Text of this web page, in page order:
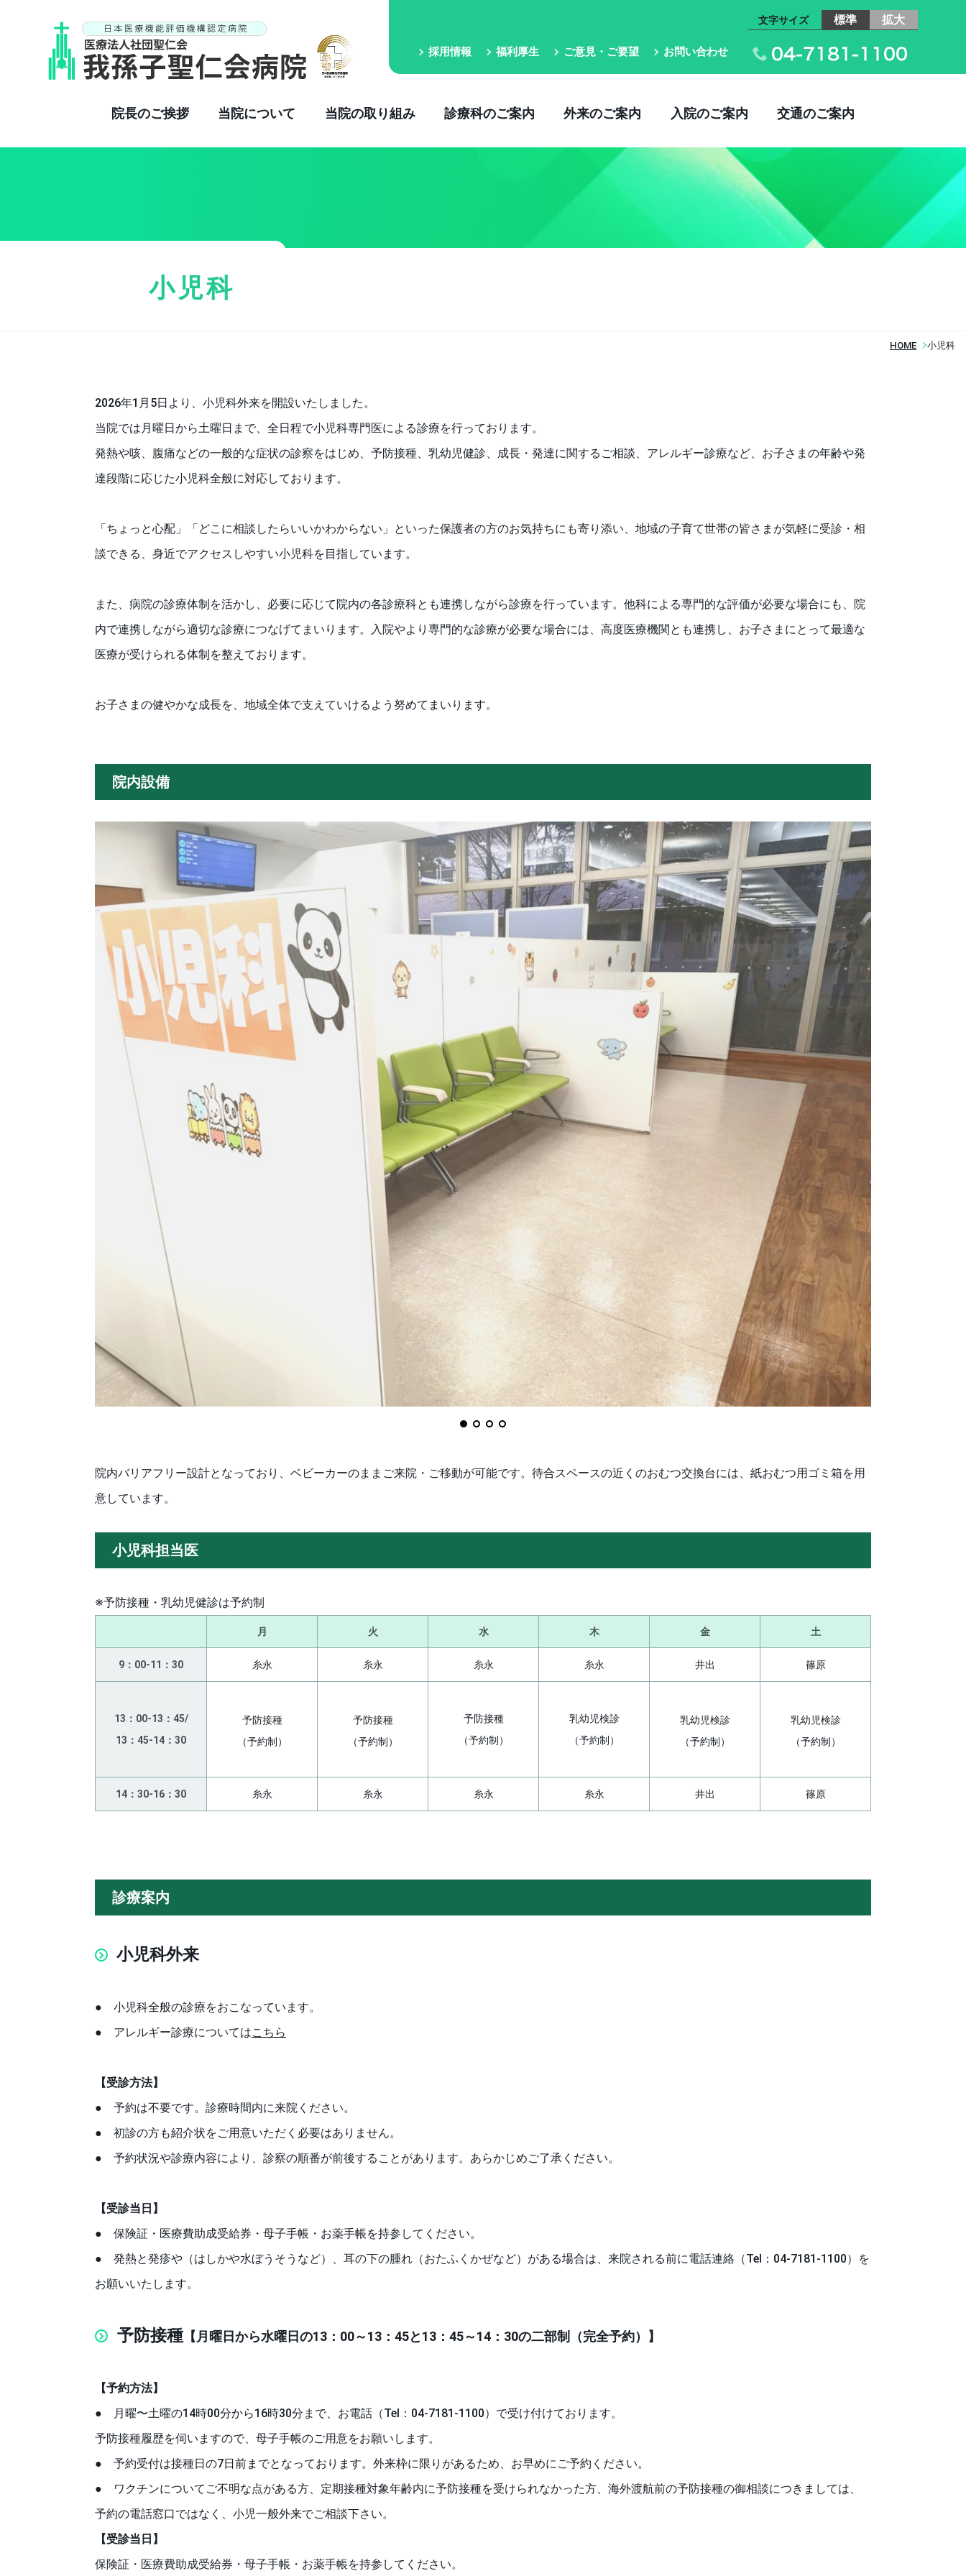
院長のご挨拶 当院について 当院の取り組み 診療科のご案内 外来のご案内 入院のご案内 交通のご案内
標準 拡大
採用情報 福利厚生 ご意見・ご要望 お問い合わせ
小児科
HOME 小児科
2026年1月5日より、小児科外来を開設いたしました。
当院では月曜日から土曜日まで、全日程で小児科専門医による診療を行っております。
発熱や咳、腹痛などの一般的な症状の診察をはじめ、予防接種、乳幼児健診、成長・発達に関するご相談、アレルギー診療など、お子さまの年齢や発
達段階に応じた小児科全般に対応しております。
「ちょっと心配」「どこに相談したらいいかわからない」といった保護者の方のお気持ちにも寄り添い、地域の子育て世帯の皆さまが気軽に受診・相
談できる、身近でアクセスしやすい小児科を目指しています。
また、病院の診療体制を活かし、必要に応じて院内の各診療科とも連携しながら診療を行っています。他科による専門的な評価が必要な場合にも、院
内で連携しながら適切な診療につなげてまいります。入院やより専門的な診療が必要な場合には、高度医療機関とも連携し、お子さまにとって最適な
医療が受けられる体制を整えております。
お子さまの健やかな成長を、地域全体で支えていけるよう努めてまいります。
院内設備
院内バリアフリー設計となっており、ベビーカーのままご来院・ご移動が可能です。待合スペースの近くのおむつ交換台には、紙おむつ用ゴミ箱を用
意しています。
小児科担当医
※予防接種・乳幼児健診は予約制
月 火 水 木 金 土
9：00-11：30 糸永 糸永 糸永 糸永 井出 篠原
13：00-13：45/
13：45-14：30
予防接種
（予約制）
予防接種
（予約制）
予防接種
（予約制）
乳幼児検診
（予約制）
乳幼児検診
（予約制）
乳幼児検診
（予約制）
14：30-16：30 糸永 糸永 糸永 糸永 井出 篠原
診療案内
小児科外来
● 小児科全般の診療をおこなっています。
● アレルギー診療についてはこちら
【受診方法】
● 予約は不要です。診療時間内に来院ください。
● 初診の方も紹介状をご用意いただく必要はありません。
● 予約状況や診療内容により、診察の順番が前後することがあります。あらかじめご了承ください。
【受診当日】
● 保険証・医療費助成受給券・母子手帳・お薬手帳を持参してください。
● 発熱と発疹や（はしかや水ぼうそうなど）、耳の下の腫れ（おたふくかぜなど）がある場合は、来院される前に電話連絡（Tel：04-7181-1100）を
お願いいたします。
予防接種 【月曜日から水曜日の13：00～13：45と13：45～14：30の二部制（完全予約）】
【予約方法】
● 月曜〜土曜の14時00分から16時30分まで、お電話（Tel：04-7181-1100）で受け付けております。
予防接種履歴を伺いますので、母子手帳のご用意をお願いします。
● 予約受付は接種日の7日前までとなっております。外来枠に限りがあるため、お早めにご予約ください。
● ワクチンについてご不明な点がある方、定期接種対象年齢内に予防接種を受けられなかった方、海外渡航前の予防接種の御相談につきましては、
予約の電話窓口ではなく、小児一般外来でご相談下さい。
【受診当日】
保険証・医療費助成受給券・母子手帳・お薬手帳を持参してください。